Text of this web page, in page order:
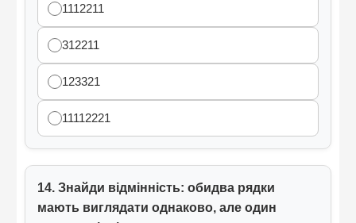
1112211
312211
123321
11112221
14. Знайди відмінність: обидва рядки
мають виглядати однаково, але один